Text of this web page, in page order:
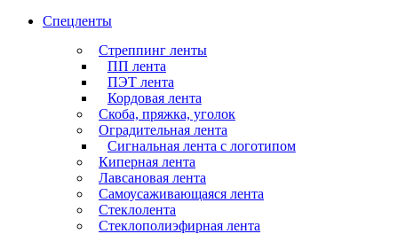
Спецленты
Стреппинг ленты
ПП лента
ПЭТ лента
Кордовая лента
Скоба, пряжка, уголок
Оградительная лента
Сигнальная лента с логотипом
Киперная лента
Лавсановая лента
Самоусаживающаяся лента
Стеклолента
Стеклополиэфирная лента